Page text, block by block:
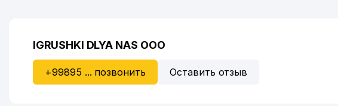
IGRUSHKI DLYA NAS ООО
+99895 ... позвонить Оставить отзыв